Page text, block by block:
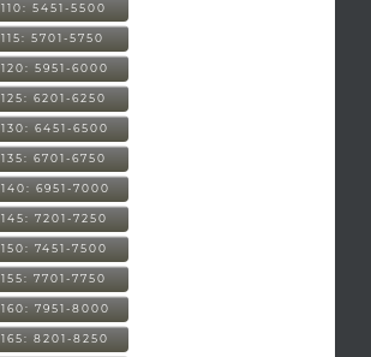
110: 5451-5500
115: 5701-5750
120: 5951-6000
125: 6201-6250
130: 6451-6500
135: 6701-6750
140: 6951-7000
145: 7201-7250
150: 7451-7500
155: 7701-7750
160: 7951-8000
165: 8201-8250